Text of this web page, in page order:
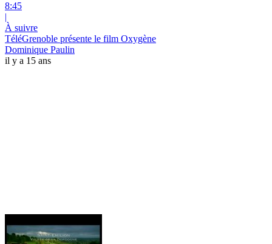
8:45
|
À suivre
TéléGrenoble présente le film Oxygène
Dominique Paulin
il y a 15 ans